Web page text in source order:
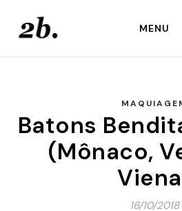
MENU
Batons
(Mônaco,
16/10/2018